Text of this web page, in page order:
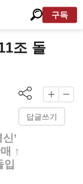
구독
조 돌
답글쓰기
’
↑